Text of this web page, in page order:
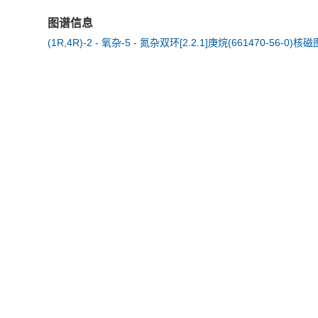
图谱信息
(1R,4R)-2 - 氧杂-5 - 氮杂双环[2.2.1]庚烷(661470-56-0)核磁